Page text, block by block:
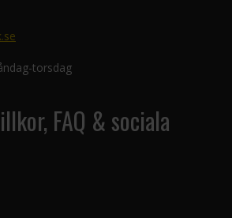
torsdag
FAQ & sociala